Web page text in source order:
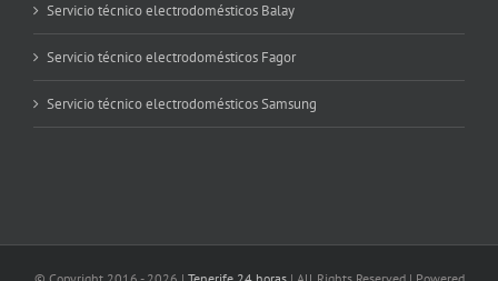
Servicio técnico electrodomésticos Balay
Servicio técnico electrodomésticos Fagor
Servicio técnico electrodomésticos Samsung